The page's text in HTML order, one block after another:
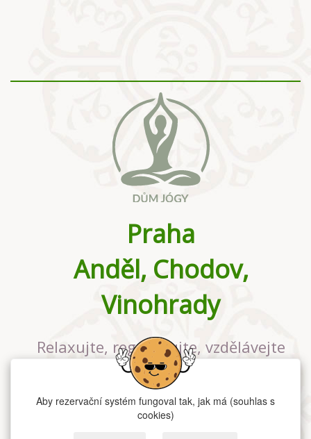
Praha
Anděl, Chodov,
Vinohrady
Relaxujte, regenerujte, vzdělávejte
se v největším jógovém studiu v
Praze
Aby rezervační systém fungoval tak, jak má (souhlas s
cookies)